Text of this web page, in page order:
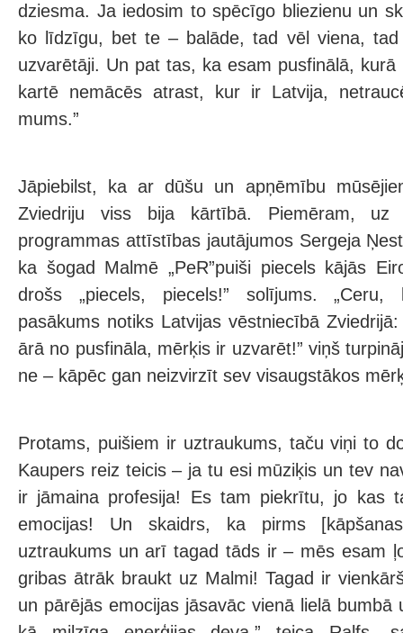
dziesma. Ja iedosim to spēcīgo bliezienu un
ko līdzīgu, bet te – balāde, tad vēl viena,
uzvarētāji. Un pat tas, ka esam pusfinālā, kurā
kartē nemācēs atrast, kur ir Latvija,
mums.”
Jāpiebilst, ka ar dūšu un apņēmību
Zviedriju viss bija kārtībā. Piemēram, uz
programmas attīstības jautājumos Sergeja
ka šogad Malmē „PeR”puiši piecels kājās
drošs „piecels, piecels!” solījums.
pasākums notiks Latvijas vēstniecībā
ārā no pusfināla, mērķis ir uzvarēt!” viņš
ne – kāpēc gan neizvirzīt sev visaugstākos
Protams, puišiem ir uztraukums, taču viņi to
Kaupers reiz teicis – ja tu esi mūziķis un tev
ir jāmaina profesija! Es tam piekrītu, jo kas
emocijas! Un skaidrs, ka pirms
uztraukums un arī tagad tāds ir – mēs esam
gribas ātrāk braukt uz Malmi! Tagad ir
un pārējās emocijas jāsavāc vienā lielā bumbā